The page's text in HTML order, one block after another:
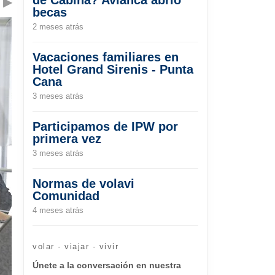
becas
2 meses atrás
Vacaciones familiares en
Hotel Grand Sirenis - Punta
Cana
3 meses atrás
Participamos de IPW por
primera vez
3 meses atrás
Normas de volavi
Comunidad
4 meses atrás
volar · viajar · vivir
Únete a la conversación en nuestra